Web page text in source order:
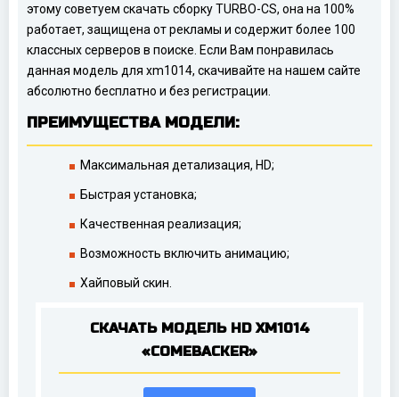
этому советуем скачать сборку TURBO-CS, она на 100%
работает, защищена от рекламы и содержит более 100
классных серверов в поиске. Если Вам понравилась
данная модель для xm1014, скачивайте на нашем сайте
абсолютно бесплатно и без регистрации.
ПРЕИМУЩЕСТВА МОДЕЛИ:
Максимальная детализация, HD;
Быстрая установка;
Качественная реализация;
Возможность включить анимацию;
Хайповый скин.
СКАЧАТЬ МОДЕЛЬ HD XM1014
«COMEBACKER»